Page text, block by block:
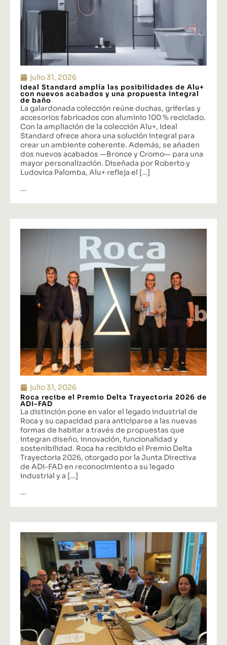
julio 31, 2026
Ideal Standard amplía las posibilidades de Alu+
con nuevos acabados y una propuesta integral
de baño
La galardonada colección reúne duchas, griferías y
accesorios fabricados con aluminio 100 % reciclado.
Con la ampliación de la colección Alu+, Ideal
Standard ofrece ahora una solución integral para
crear un ambiente coherente. Además, se añaden
dos nuevos acabados —Bronce y Cromo— para una
mayor personalización. Diseñada por Roberto y
Ludovica Palomba, Alu+ refleja el […]
...
julio 31, 2026
Roca recibe el Premio Delta Trayectoria 2026 de
ADI-FAD
La distinción pone en valor el legado industrial de
Roca y su capacidad para anticiparse a las nuevas
formas de habitar a través de propuestas que
integran diseño, innovación, funcionalidad y
sostenibilidad. Roca ha recibido el Premio Delta
Trayectoria 2026, otorgado por la Junta Directiva
de ADI-FAD en reconocimiento a su legado
industrial y a […]
...